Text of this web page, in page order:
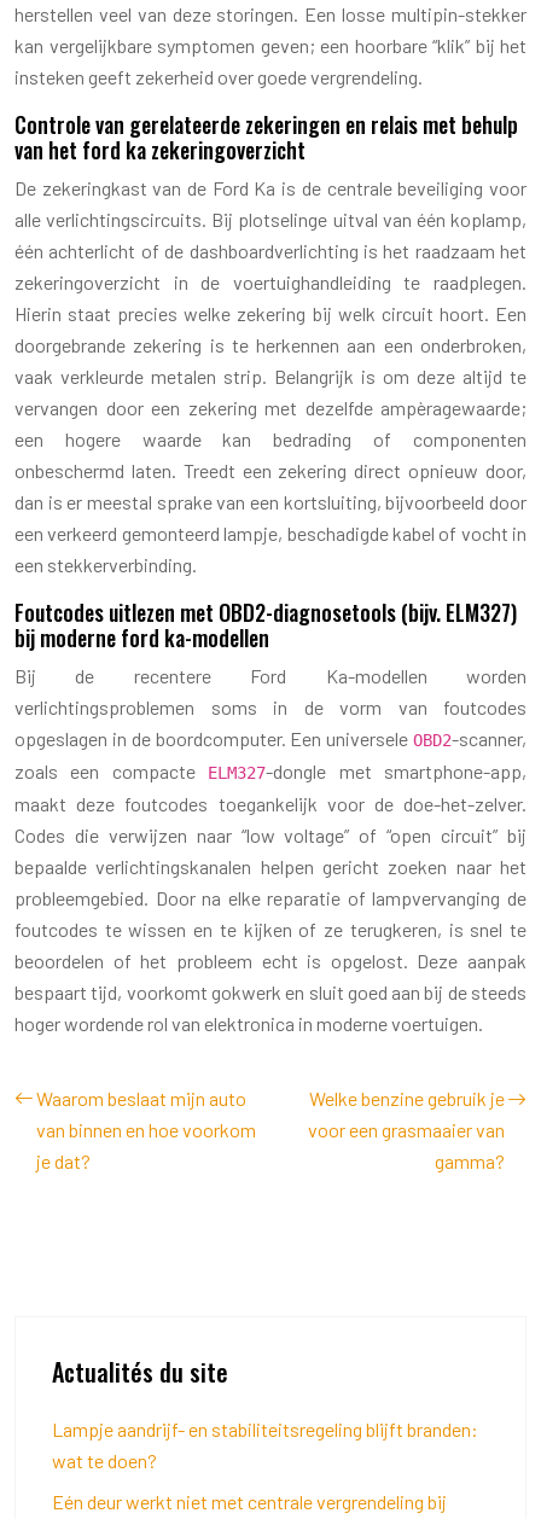
herstellen veel van deze storingen. Een losse multipin-stekker
kan vergelijkbare symptomen geven; een hoorbare “klik” bij het
insteken geeft zekerheid over goede vergrendeling.
Controle van gerelateerde zekeringen en relais met behulp
van het ford ka zekeringoverzicht
De zekeringkast van de Ford Ka is de centrale beveiliging voor
alle verlichtingscircuits. Bij plotselinge uitval van één koplamp,
één achterlicht of de dashboardverlichting is het raadzaam het
zekeringoverzicht in de voertuighandleiding te raadplegen.
Hierin staat precies welke zekering bij welk circuit hoort. Een
doorgebrande zekering is te herkennen aan een onderbroken,
vaak verkleurde metalen strip. Belangrijk is om deze altijd te
vervangen door een zekering met dezelfde ampèragewaarde;
een hogere waarde kan bedrading of componenten
onbeschermd laten. Treedt een zekering direct opnieuw door,
dan is er meestal sprake van een kortsluiting, bijvoorbeeld door
een verkeerd gemonteerd lampje, beschadigde kabel of vocht in
een stekkerverbinding.
Foutcodes uitlezen met OBD2-diagnosetools (bijv. ELM327)
bij moderne ford ka-modellen
Bij de recentere Ford Ka-modellen worden
verlichtingsproblemen soms in de vorm van foutcodes
opgeslagen in de boordcomputer. Een universele OBD2-scanner,
zoals een compacte
ELM327-dongle met smartphone-app,
maakt deze foutcodes toegankelijk voor de doe-het-zelver.
Codes die verwijzen naar “low voltage” of “open circuit” bij
bepaalde verlichtingskanalen helpen gericht zoeken naar het
probleemgebied. Door na elke reparatie of lampvervanging de
foutcodes te wissen en te kijken of ze terugkeren, is snel te
beoordelen of het probleem echt is opgelost. Deze aanpak
bespaart tijd, voorkomt gokwerk en sluit goed aan bij de steeds
hoger wordende rol van elektronica in moderne voertuigen.
Waarom beslaat mijn auto
van binnen en hoe voorkom
je dat?
Welke benzine gebruik je
voor een grasmaaier van
gamma?
Actualités du site
Lampje aandrijf- en stabiliteitsregeling blijft branden:
wat te doen?
Eén deur werkt niet met centrale vergrendeling bij